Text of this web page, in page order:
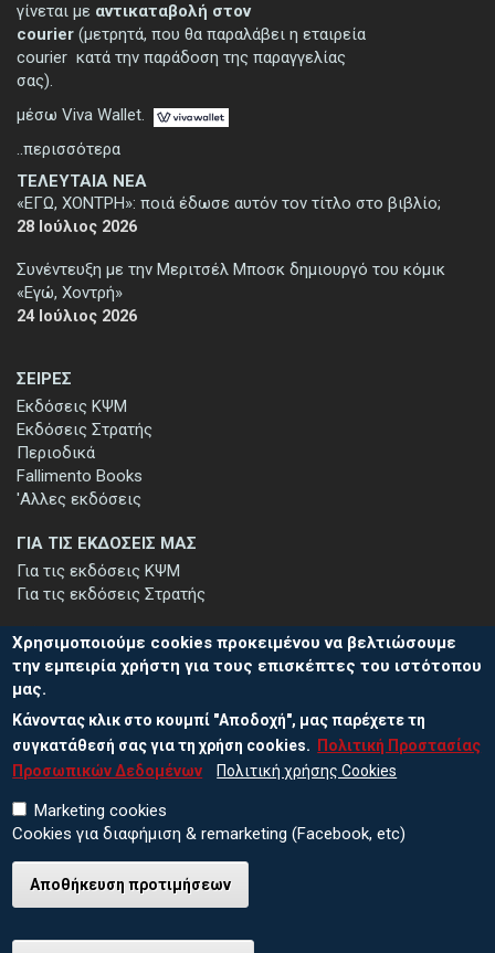
ΣΕΙΡΕΣ
Εκδόσεις ΚΨΜ
Εκδόσεις Στρατής
Περιοδικά
Fallimento Books
'Αλλες εκδόσεις
ΤΕΛΕΥΤΑΙΑ ΝΕΑ
«ΕΓΩ, ΧΟΝΤΡΗ»: ποιά έδωσε αυτόν τον τίτλο στο βιβλίο;
28 Ιούλιος 2026
Συνέντευξη με την Μεριτσέλ Μποσκ δημιουργό του κόμικ
«Εγώ, Χοντρή»
24 Ιούλιος 2026
ΓΙΑ ΤΙΣ ΕΚΔΟΣΕΙΣ ΜΑΣ
Για τις εκδόσεις ΚΨΜ
Για τις εκδόσεις Στρατής
γίνεται με αντικαταβολή στον
courier (μετρητά, που θα παραλάβει η εταιρεία
courier κατά την παράδοση της παραγγελίας
σας).
μέσω Viva Wallet.
..περισσότερα
ΕΓΓΡΑΦΗ ΣΤΟ ΕΝΗΜΕΡΩΤΙΚΟ ΔΕΛΤΙΟ
Μείνετε ενημερωμένοι για τις νέες εκδόσεις μας και τις εκδηλώσεις
μας - εγγραφείτε στο ενημερωτικό μας δελτίο.
© 2026 ΕΚΔΟΣΕΙΣ ΚΨΜ
Χρησιμοποιούμε cookies προκειμένου να βελτιώσουμε
την εμπειρία χρήστη για τους επισκέπτες του ιστότοπου
μας.
Κάνοντας κλικ στο κουμπί "Αποδοχή", μας παρέχετε τη
συγκατάθεσή σας για τη χρήση cookies.
Πολιτική Προστασίας
Προσωπικών Δεδομένων
Πολιτική χρήσης Cookies
Marketing cookies
Cookies για διαφήμιση & remarketing (Facebook, etc)
Αποθήκευση προτιμήσεων